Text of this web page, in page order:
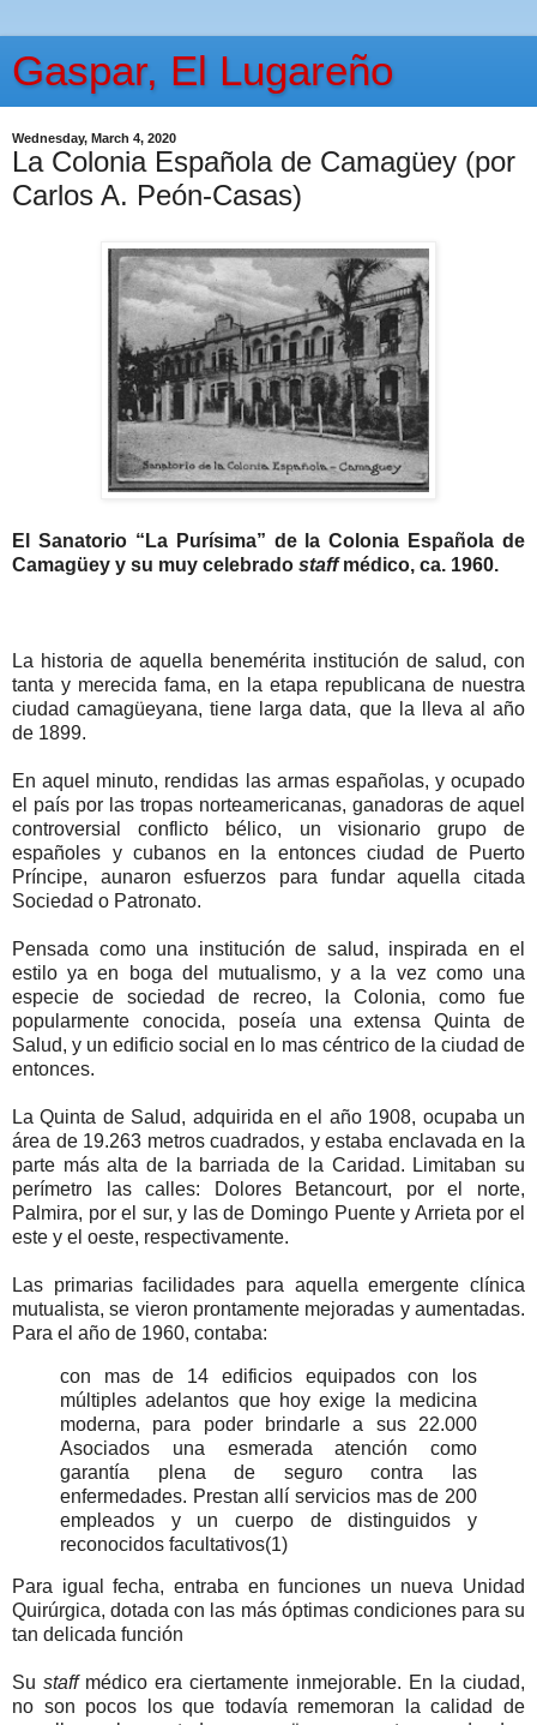
Gaspar, El Lugareño
Wednesday, March 4, 2020
La Colonia Española de Camagüey (por
Carlos A. Peón-Casas)
El Sanatorio “La Purísima” de la Colonia Española de
Camagüey y su muy celebrado staffmédico, ca. 1960.
La historia de aquella benemérita institución de salud, con
tanta y merecida fama, en la etapa republicana de nuestra
ciudad camagüeyana, tiene larga data, que la lleva al año
de 1899.
En aquel minuto, rendidas las armas españolas, y ocupado
el país por las tropas norteamericanas, ganadoras de aquel
controversial conflicto bélico, un visionario grupo de
españoles y cubanos en la entonces ciudad de Puerto
Príncipe, aunaron esfuerzos para fundar aquella citada
Sociedad o Patronato.
Pensada como una institución de salud, inspirada en el
estilo ya en boga del mutualismo, y a la vez como una
especie de sociedad de recreo, la Colonia, como fue
popularmente conocida, poseía una extensa Quinta de
Salud, y un edificio social en lo mas céntrico de la ciudad de
entonces.
La Quinta de Salud, adquirida en el año 1908, ocupaba un
área de 19.263 metros cuadrados, y estaba enclavada en la
parte más alta de la barriada de la Caridad. Limitaban su
perímetro las calles: Dolores Betancourt, por el norte,
Palmira, por el sur, y las de Domingo Puente y Arrieta por el
este y el oeste, respectivamente.
Las primarias facilidades para aquella emergente clínica
mutualista, se vieron prontamente mejoradas y aumentadas.
Para el año de 1960, contaba:
con mas de 14 edificios equipados con los
múltiples adelantos que hoy exige la medicina
moderna, para poder brindarle a sus 22.000
Asociados una esmerada atención como
garantía plena de seguro contra las
enfermedades. Prestan allí servicios mas de 200
empleados y un cuerpo de distinguidos y
reconocidos facultativos(1)
Para igual fecha, entraba en funciones un nueva Unidad
Quirúrgica, dotada con las más óptimas condiciones para su
tan delicada función
Su staffmédico era ciertamente inmejorable. En la ciudad,
no son pocos los que todavía rememoran la calidad de